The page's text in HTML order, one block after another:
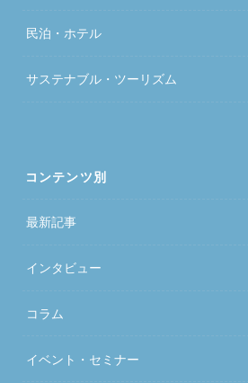
民泊・ホテル
サステナブル・ツーリズム
コンテンツ別
最新記事
インタビュー
コラム
イベント・セミナー